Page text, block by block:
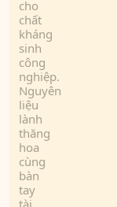
cho
chất
kháng
sinh
công
nghiệp.
Nguyên
liệu
lành
thăng
hoa
cùng
bàn
tay